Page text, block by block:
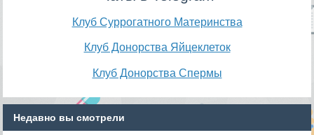
Клуб Суррогатного Материнства
Клуб Донорства Яйцеклеток
Клуб Донорства Спермы
Недавно вы смотрели